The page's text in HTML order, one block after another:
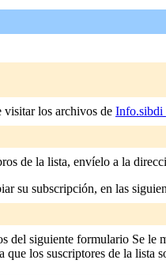
visitar los archivos de Info.sibdi
de la lista, envíelo a la
su subscripción, en las
del siguiente formulario Se le
los suscriptores de la lista